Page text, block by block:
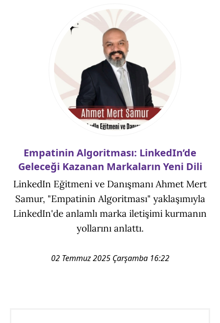
Empatinin Algoritması: LinkedIn’de
Geleceği Kazanan Markaların Yeni Dili
LinkedIn Eğitmeni ve Danışmanı Ahmet Mert
Samur, "Empatinin Algoritması" yaklaşımıyla
LinkedIn'de anlamlı marka iletişimi kurmanın
yollarını anlattı.
02 Temmuz 2025 Çarşamba 16:22